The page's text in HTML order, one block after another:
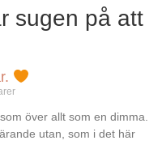
sugen på att
över allt som en dimma.
utan, som i det här